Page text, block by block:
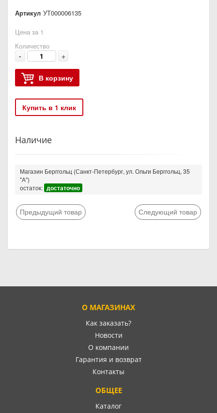
Артикул УТ000006135
Цена за 1
Количество
- +
В корзину
Купить в 1 клик
Наличие
Магазин Берггольц (Санкт-Петербург, ул. Ольги Берггольц, 35
"А")
остаток: достаточно
Предыдущий товар Следующий товар
О МАГАЗИНАХ
Как заказать?
Новости
О компании
Гарантия и возврат
Контакты
ОБЩЕЕ
Каталог